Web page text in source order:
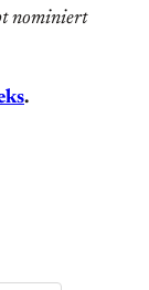
nominiert
.